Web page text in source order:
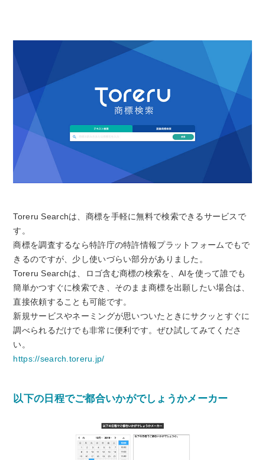
Toreru Searchは、商標を手軽に無料で検索できるサービスで
す 。
商標を調査するなら特許庁の特許情報プラットフォームでもで
きるのですが、少し使いづらい部分がありました。
Toreru Searchは、ロゴ含む商標の検索を、AIを使って誰でも
簡単かつすぐに検索でき、そのまま商標を出願したい場合は、
直接依頼することも可能です。
新規サービスやネーミングが思いついたときにサクッとすぐに
調べられる だけでも非常に便利です。ぜひ試してみてくださ
い。
https://search.toreru.jp/
以下の日程でご都合いかがでしょうかメーカー